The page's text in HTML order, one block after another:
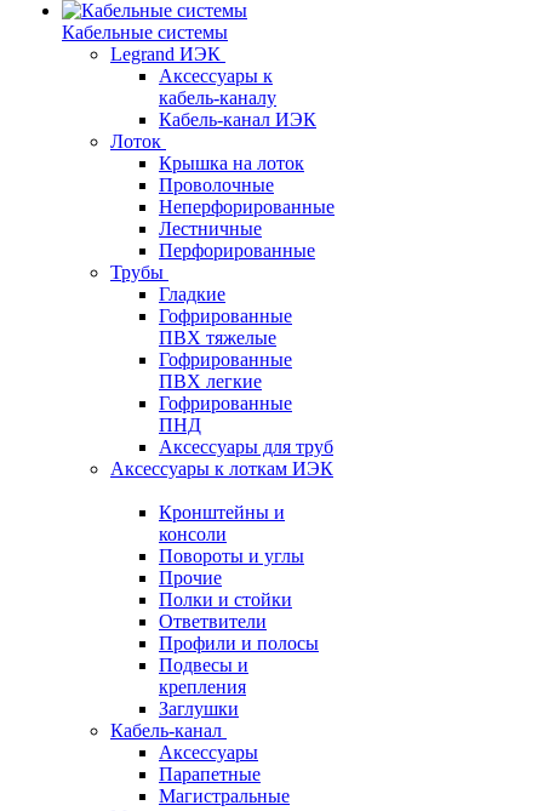
Кабельные системы
Legrand ИЭК
Аксессуары к
кабель-каналу
Кабель-канал ИЭК
Лоток
Крышка на лоток
Проволочные
Неперфорированные
Лестничные
Перфорированные
Трубы
Гладкие
Гофрированные
ПВХ тяжелые
Гофрированные
ПВХ легкие
Гофрированные
ПНД
Аксессуары для труб
Аксессуары к лоткам ИЭК
Кронштейны и
консоли
Повороты и углы
Прочие
Полки и стойки
Ответвители
Профили и полосы
Подвесы и
крепления
Заглушки
Кабель-канал
Аксессуары
Парапетные
Магистральные